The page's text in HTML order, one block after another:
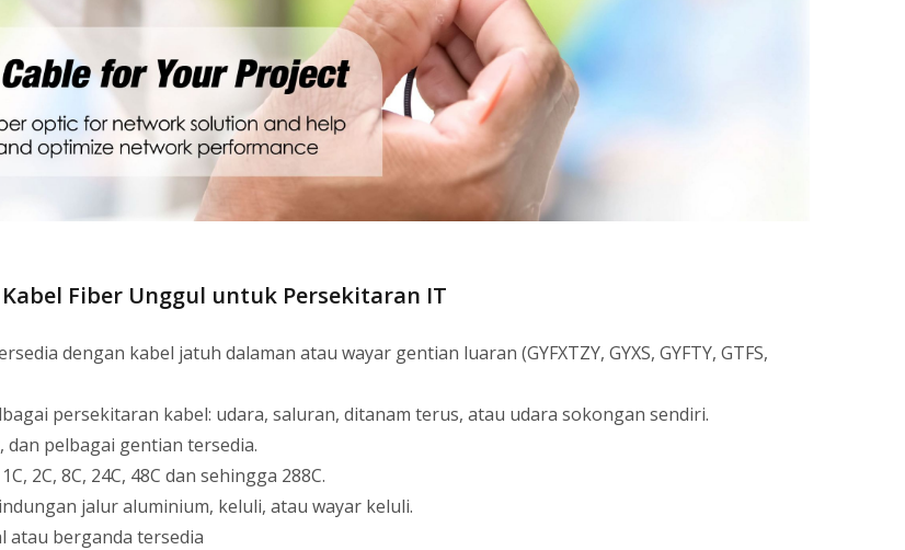
Fiber Unggul untuk Persekitaran IT
dengan kabel jatuh dalaman atau wayar gentian luaran (GYFXTZY, GYXS, GYFTY, GTFS,
persekitaran kabel: udara, saluran, ditanam terus, atau udara sokongan sendiri.
dan pelbagai gentian tersedia.
2C, 8C, 24C, 48C dan sehingga 288C.
jalur aluminium, keluli, atau wayar keluli.
atau berganda tersedia